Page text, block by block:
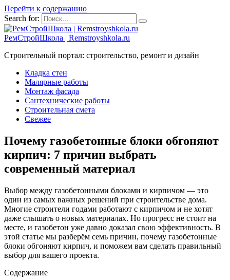
Перейти к содержанию
Search for:
РемСтройШкола | Remstroyshkola.ru
Строительный портал: строительство, ремонт и дизайн
Кладка стен
Малярные работы
Монтаж фасада
Сантехнические работы
Строительная смета
Свежее
Почему газобетонные блоки обгоняют
кирпич: 7 причин выбрать
современный материал
Выбор между газобетонными блоками и кирпичом — это
один из самых важных решений при строительстве дома.
Многие строители годами работают с кирпичом и не хотят
даже слышать о новых материалах. Но прогресс не стоит на
месте, и газобетон уже давно доказал свою эффективность. В
этой статье мы разберём семь причин, почему газобетонные
блоки обгоняют кирпич, и поможем вам сделать правильный
выбор для вашего проекта.
Содержание